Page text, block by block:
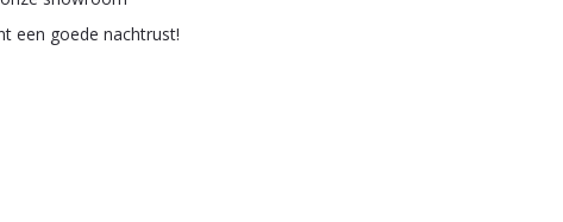
een goede nachtrust!